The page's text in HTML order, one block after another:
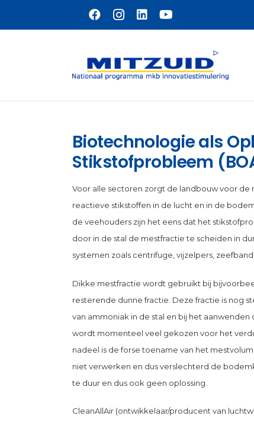
Biotechnologie als
Stikstofprobleem
Voor alle sectoren zorgt de landbouw voor
reactieve stikstoffen in de lucht en in de
de veehouders zijn het eens dat het
door in de stal de mestfractie te scheiden in
systemen zoals centrifuge, vijzelpers,
Dikke mestfractie wordt gebruikt bij
resterende dunne fractie. Deze fractie is nog
van ammoniak in de stal en bij het
wordt momenteel veel gekozen voor het
nadeel is de forse toename van het
niet verwerken en dus verslechterd de
te duur en dus ook geen oplossing.
CleanAllAir (ontwikkelaar/producent van